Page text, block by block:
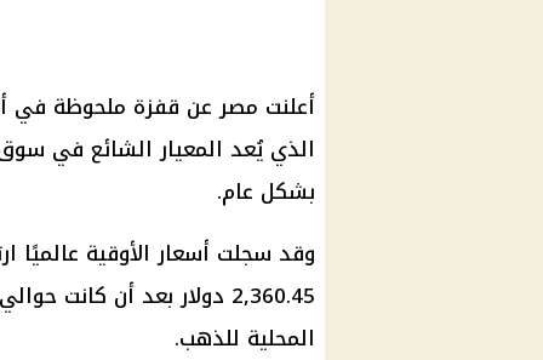
الذي يُعد المعيار الشائع في سوق
بشكل عام.
المحلية للذهب.